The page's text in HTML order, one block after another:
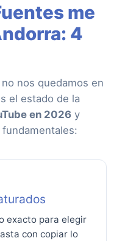
me
4
nos quedamos en
el estado de la
en 2026 y
exacto para elegir
con copiar lo